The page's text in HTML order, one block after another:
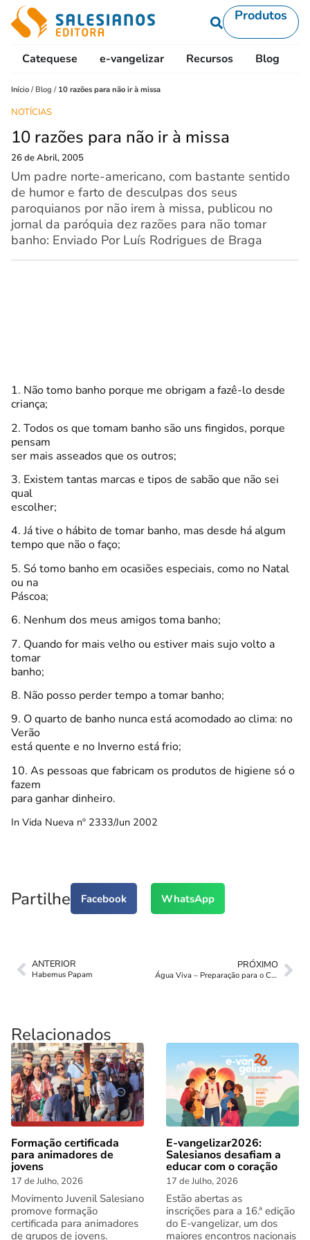
Produtos
Catequese e-vangelizar Recursos Blog
Início / Blog / 10 razões para não ir à missa
NOTÍCIAS
10 razões para não ir à missa
26 de Abril, 2005
Um padre norte-americano, com bastante sentido
de humor e farto de desculpas dos seus
paroquianos por não irem à missa, publicou no
jornal da paróquia dez razões para não tomar
banho: Enviado Por Luís Rodrigues de Braga
1. Não tomo banho porque me obrigam a fazê-lo desde
criança;
2. Todos os que tomam banho são uns fingidos, porque
pensam
ser mais asseados que os outros;
3. Existem tantas marcas e tipos de sabão que não sei
qual
escolher;
4. Já tive o hábito de tomar banho, mas desde há algum
tempo que não o faço;
5. Só tomo banho em ocasiões especiais, como no Natal
ou na
Páscoa;
6. Nenhum dos meus amigos toma banho;
7. Quando for mais velho ou estiver mais sujo volto a
tomar
banho;
8. Não posso perder tempo a tomar banho;
9. O quarto de banho nunca está acomodado ao clima: no
Verão
está quente e no Inverno está frio;
10. As pessoas que fabricam os produtos de higiene só o
fazem
para ganhar dinheiro.
In Vida Nueva nº 2333/Jun 2002
Partilhe Facebook WhatsApp
ANTERIOR
Habemus Papam
PRÓXIMO
Água Viva – Preparação para o Crisma
Relacionados
Formação certificada
para animadores de
jovens
17 de Julho, 2026
Movimento Juvenil Salesiano
promove formação
certificada para animadores
de grupos de jovens.
E-vangelizar2026:
Salesianos desafiam a
educar com o coração
17 de Julho, 2026
Estão abertas as
inscrições para a 16.ª edição
do E-vangelizar, um dos
maiores encontros nacionais